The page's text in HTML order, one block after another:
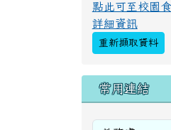
點此可至校園
詳細資訊
重新擷取資料
右邊區
常用連結